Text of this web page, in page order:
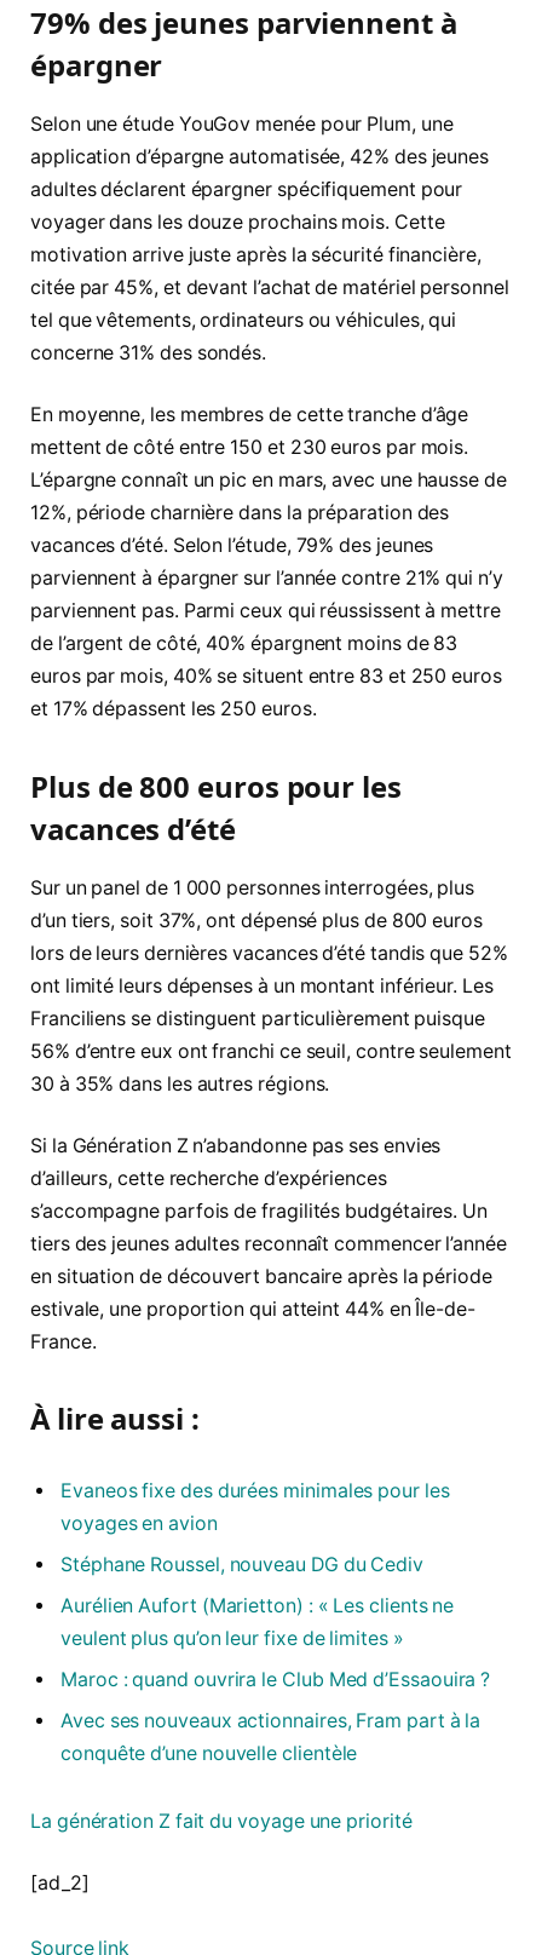
79% des jeunes parviennent à
épargner
Selon une étude YouGov menée pour Plum, une
application d’épargne automatisée, 42% des jeunes
adultes déclarent épargner spécifiquement pour
voyager dans les douze prochains mois. Cette
motivation arrive juste après la sécurité financière,
citée par 45%, et devant l’achat de matériel personnel
tel que vêtements, ordinateurs ou véhicules, qui
concerne 31% des sondés.
En moyenne, les membres de cette tranche d’âge
mettent de côté entre 150 et 230 euros par mois.
L’épargne connaît un pic en mars, avec une hausse de
12%, période charnière dans la préparation des
vacances d’été. Selon l’étude, 79% des jeunes
parviennent à épargner sur l’année contre 21% qui n’y
parviennent pas. Parmi ceux qui réussissent à mettre
de l’argent de côté, 40% épargnent moins de 83
euros par mois, 40% se situent entre 83 et 250 euros
et 17% dépassent les 250 euros.
Plus de 800 euros pour les
vacances d’été
Sur un panel de 1 000 personnes interrogées, plus
d’un tiers, soit 37%, ont dépensé plus de 800 euros
lors de leurs dernières vacances d’été tandis que 52%
ont limité leurs dépenses à un montant inférieur. Les
Franciliens se distinguent particulièrement puisque
56% d’entre eux ont franchi ce seuil, contre seulement
30 à 35% dans les autres régions.
Si la Génération Z n’abandonne pas ses envies
d’ailleurs, cette recherche d’expériences
s’accompagne parfois de fragilités budgétaires. Un
tiers des jeunes adultes reconnaît commencer l’année
en situation de découvert bancaire après la période
estivale, une proportion qui atteint 44% en Île-de-
France.
À lire aussi :
Evaneos fixe des durées minimales pour les
voyages en avion
Stéphane Roussel, nouveau DG du Cediv
Aurélien Aufort (Marietton) : « Les clients ne
veulent plus qu’on leur fixe de limites »
Maroc : quand ouvrira le Club Med d’Essaouira ?
Avec ses nouveaux actionnaires, Fram part à la
conquête d’une nouvelle clientèle
La génération Z fait du voyage une priorité
[ad_2]
Source link